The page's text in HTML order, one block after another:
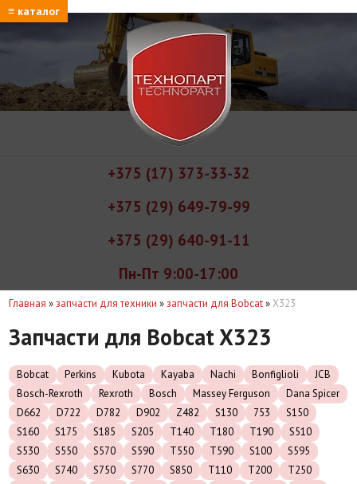
≡ каталог
+375 (17) 373-33-32
+375 (29) 649-79-99
+375 (29) 640-91-11
Пн-Пт 9:00-17:00
Главная »запчасти для техники »запчасти для Bobcat»X323
Запчасти для Bobcat X323
Bobcat Perkins Kubota Kayaba Nachi Bonfiglioli
JCB
Bosch-Rexroth
Rexroth Bosch Massey Ferguson
Dana Spicer
D662
D722 D782 D902 Z482 S130 753
S150
S160
S175 S185 S205 T140 T180 T190
S510
S530
S550 S570 S590 T550 T590 S100
S595
S630
S740 S750 S770 S850 T110 T200
T250